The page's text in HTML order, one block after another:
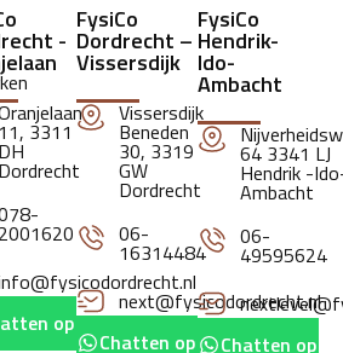
-
11, 3311
DH
Dordrecht
2001620
op whatsapp
FysiCo
Dordrecht –
Vissersdijk
Vissersdijk
Beneden
30, 3319
GW
Dordrecht
06-
16314484
next@fysicodordrecht.nl
Chatten op whatsapp
FysiCo
Hendrik-
Ido-
Ambacht
64 3341 LJ
Hendrik -
Ambacht
06-
49595624
Chatten op